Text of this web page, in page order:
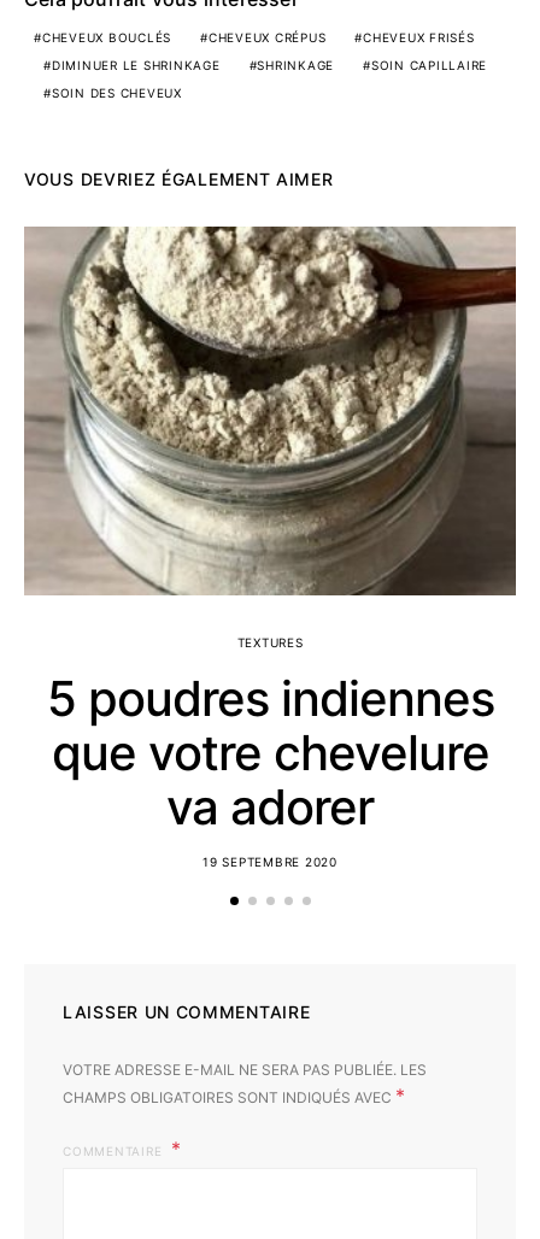
CHEVEUX BOUCLÉS CHEVEUX CRÉPUS
CHEVEUX FRISÉS
DIMINUER LE SHRINKAGE
SHRINKAGE
SOIN CAPILLAIRE
SOIN DES CHEVEUX
VOUS DEVRIEZ ÉGALEMENT AIMER
TEXTURES
5 poudres indiennes
que votre chevelure
va adorer
19 SEPTEMBRE 2020
LAISSER UN COMMENTAIRE
VOTRE ADRESSE E-MAIL NE SERA PAS PUBLIÉE. LES
CHAMPS OBLIGATOIRES SONT INDIQUÉS AVEC *
COMMENTAIRE